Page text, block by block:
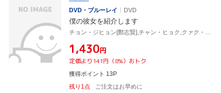
DVD・ブルーレイ
DVD
僕の彼女を紹介します
¥1,430円
定価より141円（8%）おトク
獲得ポイント 13P
残り1点
ご注文はお早めに